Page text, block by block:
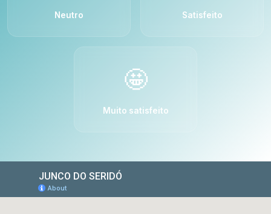
Neutro Satisfeito
🤩
Muito satisfeito